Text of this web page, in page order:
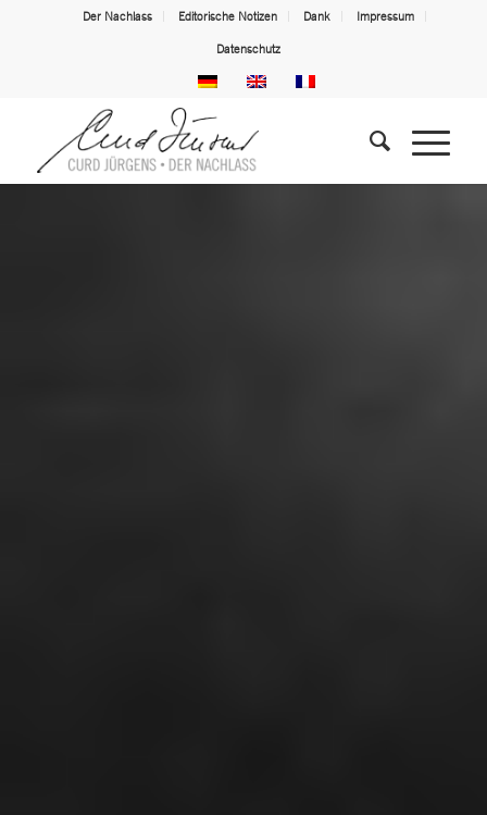
Der Nachlass Editorische Notizen Dank Impressum
Datenschutz